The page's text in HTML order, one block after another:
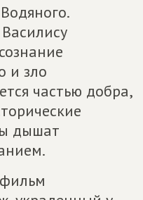
и зло
частью добра,
дышат